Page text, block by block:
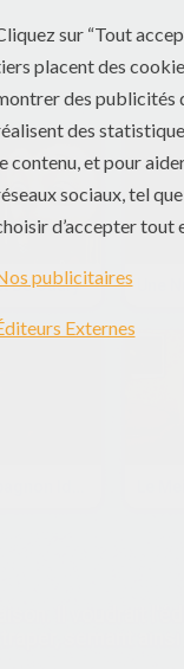
De Ouafy
Il voudrait
semant ainsi